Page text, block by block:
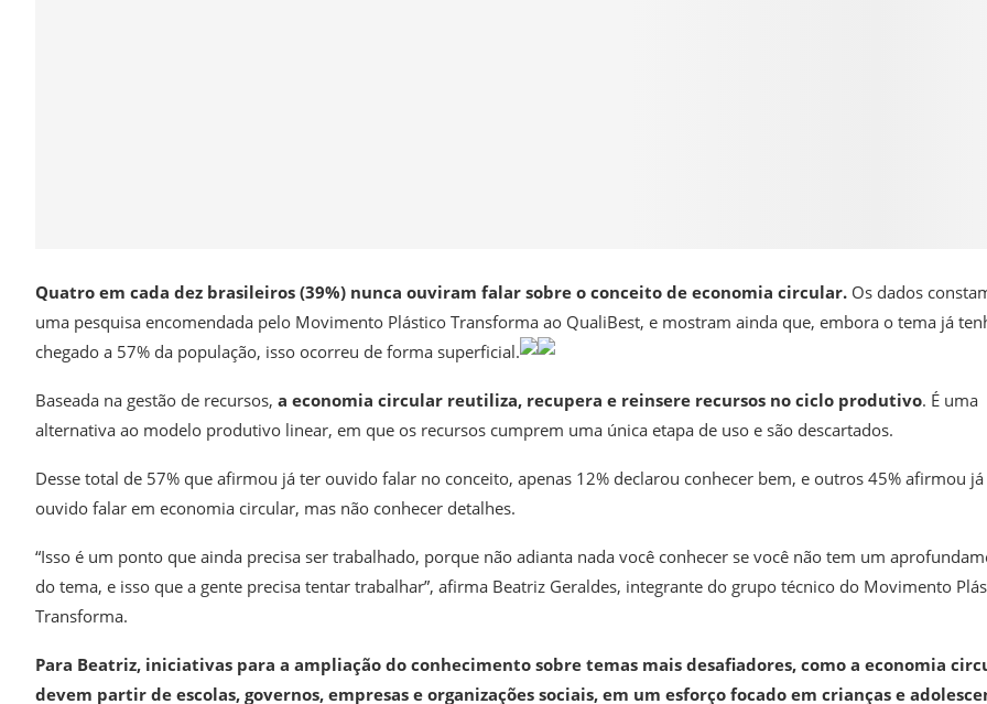
Quatro em cada dez brasileiros (39%) nunca ouviram falar sobre o conceito de economia circular. Os dados
uma pesquisa encomendada pelo Movimento Plástico Transforma ao QualiBest, e mostram ainda que, embora o tema já
chegado a 57% da população, isso ocorreu de forma superficial.
Baseada na gestão de recursos, a economia circular reutiliza, recupera e reinsere recursos no ciclo produtivo. É uma
alternativa ao modelo produtivo linear, em que os recursos cumprem uma única etapa de uso e são descartados.
Desse total de 57% que afirmou já ter ouvido falar no conceito, apenas 12% declarou conhecer bem, e outros 45% afirmou
ouvido falar em economia circular, mas não conhecer detalhes.
“Isso é um ponto que ainda precisa ser trabalhado, porque não adianta nada você conhecer se você não tem um
do tema, e isso que a gente precisa tentar trabalhar”, afirma Beatriz Geraldes, integrante do grupo técnico do Movimento
Transforma.
Para Beatriz, iniciativas para a ampliação do conhecimento sobre temas mais desafiadores, como a economia
devem partir de escolas, governos, empresas e organizações sociais, em um esforço focado em crianças e